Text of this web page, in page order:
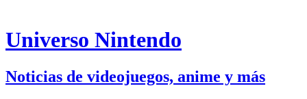
Universo Nintendo
Noticias de videojuegos, anime y más